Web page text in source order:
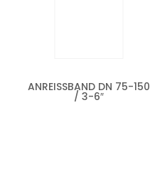
ANREISSBAND DN 75-150 /
3-6″